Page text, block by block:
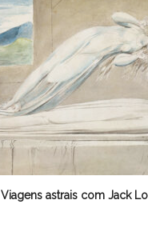
Viagens astrais com Jack